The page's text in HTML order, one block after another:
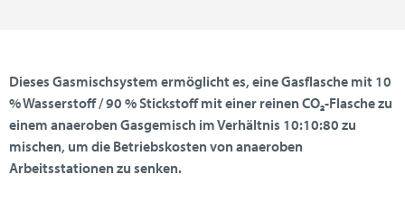
Dieses Gasmischsystem ermöglicht es, eine Gasflasche mit 10
% Wasserstoff / 90 % Stickstoff mit einer reinen CO₂-Flasche zu
einem anaeroben Gasgemisch im Verhältnis 10:10:80 zu
mischen, um die Betriebskosten von anaeroben
Arbeitsstationen zu senken.